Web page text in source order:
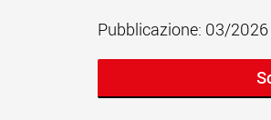
Pubblicazione: 03/2026